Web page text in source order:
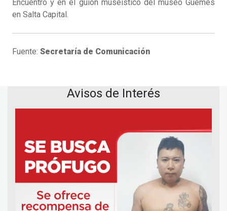
Encuentro y en el guión museístico del museo Güemes
en Salta Capital.
Fuente: Secretaría de Comunicación
Avisos de Interés